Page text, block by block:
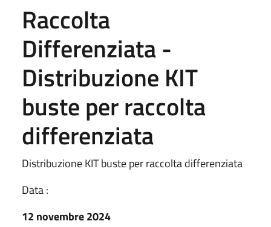
Raccolta
Differenziata -
Distribuzione KIT
buste per raccolta
differenziata
Distribuzione KIT buste per raccolta differenziata
Data :
12 novembre 2024